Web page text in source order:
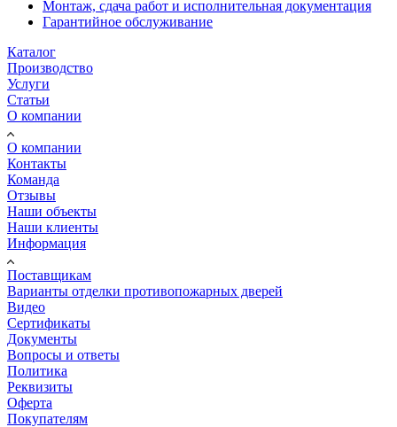
Монтаж, сдача работ и исполнительная документация
Гарантийное обслуживание
Каталог
Производство
Услуги
Статьи
О компании
О компании
Контакты
Команда
Отзывы
Наши объекты
Наши клиенты
Информация
Поставщикам
Варианты отделки противопожарных дверей
Видео
Сертификаты
Документы
Вопросы и ответы
Политика
Реквизиты
Оферта
Покупателям